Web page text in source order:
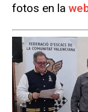
fotos en la